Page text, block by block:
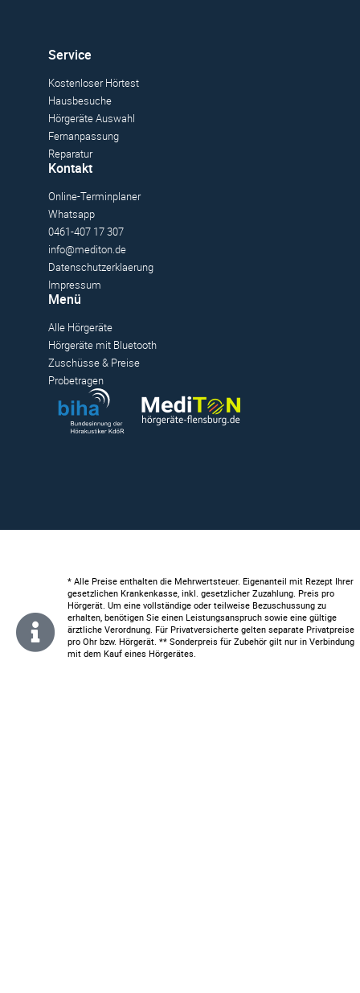
Service
Kostenloser Hörtest
Hausbesuche
Hörgeräte Auswahl
Fernanpassung
Reparatur
Kontakt
Online-Terminplaner
Whatsapp
0461-407 17 307
info@mediton.de
Datenschutzerklaerung
Impressum
Menü
Alle Hörgeräte
Hörgeräte mit Bluetooth
Zuschüsse & Preise
Probetragen
* Alle Preise enthalten die Mehrwertsteuer. Eigenanteil mit Rezept Ihrer
gesetzlichen Krankenkasse, inkl. gesetzlicher Zuzahlung. Preis pro
Hörgerät. Um eine vollständige oder teilweise Bezuschussung zu
erhalten, benötigen Sie einen Leistungsanspruch sowie eine gültige
ärztliche Verordnung. Für Privatversicherte gelten separate Privatpreise
pro Ohr bzw. Hörgerät. ** Sonderpreis für Zubehör gilt nur in Verbindung
mit dem Kauf eines Hörgerätes.